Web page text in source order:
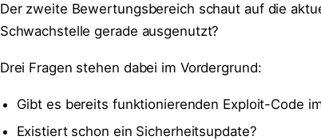
Der zweite Bewertungsbereich schaut auf die
Schwachstelle gerade ausgenutzt?
Drei Fragen stehen dabei im Vordergrund:
Gibt es bereits funktionierenden Exploit-Code
Existiert schon ein Sicherheitsupdate?